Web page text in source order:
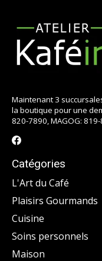
Maintenant 3
la boutique pour une
820-7890, MAGOG:
Catégories
L'Art du Café
Plaisirs Gourmands
Cuisine
Soins personnels
Maison